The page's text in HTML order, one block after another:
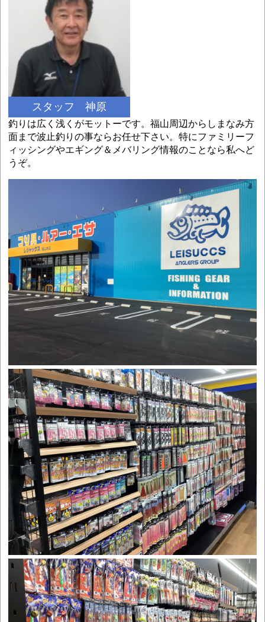
スタッフ 神原
釣りは広く浅くがモットーです。福山周辺からしまなみ方
面まで波止釣りの事ならお任せ下さい。特にファミリーフ
ィッシングやエギング＆メバリング情報のことなら私へど
うぞ。